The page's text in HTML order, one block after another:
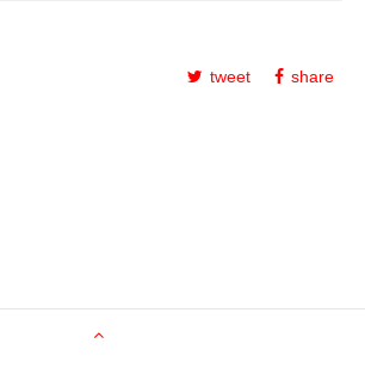
tweet share